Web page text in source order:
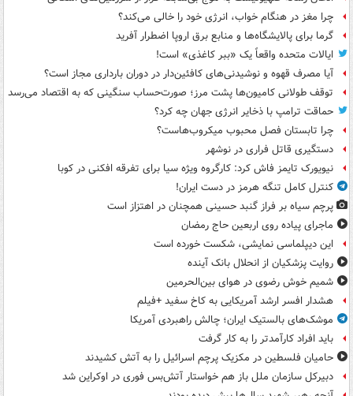
چرا مغز در هنگام خواب، انرژی خود را خالی می‌کند؟
گرما برای پالایشگاه‌ها و منابع برق اروپا اضطرار آفرید
ایالات متحده واقعاً یک «ببر کاغذی» است!
آیا مصرف قهوه و نوشیدنی‌های کافئین‌دار در دوران بارداری مجاز است؟
توقف طولانی کامیون‌ها پشت مرز؛ صورت‌حساب سنگینی که به اقتصاد می‌رسد
حماقت ترامپ با ذخایر انرژی جهان چه کرد؟
چرا تابستان فصل محبوب میکروب‌هاست؟
دستگیری قاتل فراری در نوشهر
نیویورک تایمز فاش کرد: کارگروه ویژه سیا برای تفرقه افکنی در کوبا
کنترل کامل تنگه هرمز در دست ایران!
پرچم سیاه بر فراز گنبد حسینی همچنان در اهتزاز است
ماجرای پیاده روی اربعین حاج رمضان
این دیپلماسی نمایشی، شکست خورده است
روایت پزشکیان از انحلال بانک آینده
شمیم خوش رضوی در هوای بین‌الحرمین
هشدار افسر ارشد آمریکایی به کاخ سفید +فیلم
موشک‌های بالستیک ایران؛ چالش راهبردی آمریکا
باید افراد کارآمدتر را به کار گرفت
حامیان فلسطین در مکزیک پرچم اسرائیل را به آتش کشیدند
دبیرکل سازمان ملل باز هم خواستار آتش‌بس فوری در اوکراین شد